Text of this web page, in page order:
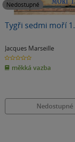
Nedostupné
Tygři sedmi moří 1.
Jacques Marseille
0.0
z
5
hvězdiček
měkká vazba
Nedostupné